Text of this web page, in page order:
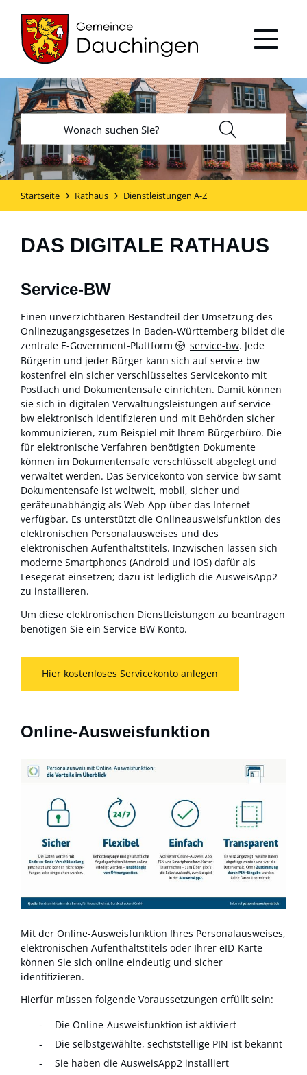
Startseite Rathaus Dienstleistungen A-Z
DAS DIGITALE RATHAUS
Service-BW
Einen unverzichtbaren Bestandteil der Umsetzung des
Onlinezugangsgesetzes in Baden-Württemberg bildet die
zentrale E-Government-Plattform
service-bw. Jede
Bürgerin und jeder Bürger kann sich auf service-bw
kostenfrei ein sicher verschlüsseltes Servicekonto mit
Postfach und Dokumentensafe einrichten. Damit können
sie sich in digitalen Verwaltungsleistungen auf service-
bw elektronisch identifizieren und mit Behörden sicher
kommunizieren, zum Beispiel mit Ihrem Bürgerbüro. Die
für elektronische Verfahren benötigten Dokumente
können im Dokumentensafe verschlüsselt abgelegt und
verwaltet werden. Das Servicekonto von service-bw samt
Dokumentensafe ist weltweit, mobil, sicher und
geräteunabhängig als Web-App über das Internet
verfügbar. Es unterstützt die Onlineausweisfunktion des
elektronischen Personalausweises und des
elektronischen Aufenthaltstitels. Inzwischen lassen sich
moderne Smartphones (Android und iOS) dafür als
Lesegerät einsetzen; dazu ist lediglich die AusweisApp2
zu installieren.
Um diese elektronischen Dienstleistungen zu beantragen
benötigen Sie ein Service-BW Konto.
Hier kostenloses Servicekonto anlegen
Online-Ausweisfunktion
Mit der Online-Ausweisfunktion Ihres Personalausweises,
elektronischen Aufenthaltstitels oder Ihrer eID-Karte
können Sie sich online eindeutig und sicher
identifizieren.
Hierfür müssen folgende Voraussetzungen erfüllt sein:
Die Online-Ausweisfunktion ist aktiviert
Die selbstgewählte, sechststellige PIN ist bekannt
Sie haben die AusweisApp2 installiert